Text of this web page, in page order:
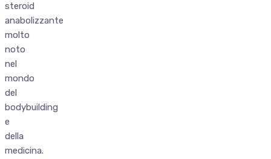
steroid
anabolizzante
molto
noto
nel
mondo
del
bodybuilding
e
della
medicina.